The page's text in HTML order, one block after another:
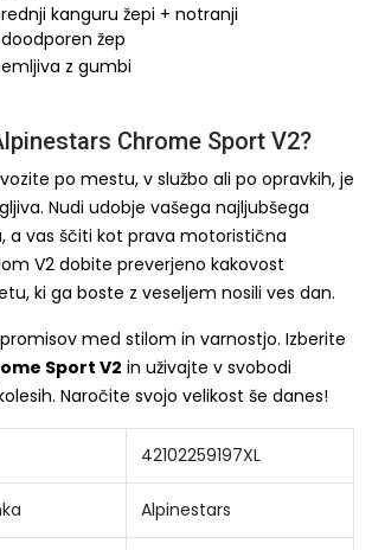
kanguru žepi + notranji
žep
z gumbi
Chrome Sport V2?
po mestu, v službo ali po opravkih, je
Nudi udobje vašega najljubšega
a vas ščiti kot prava motoristična
V2 dobite preverjeno kakovost
ki ga boste z veseljem nosili ves dan.
med stilom in varnostjo. Izberite
Sport V2 in uživajte v svobodi
Naročite svojo velikost še danes!
42102259197XL
Alpinestars